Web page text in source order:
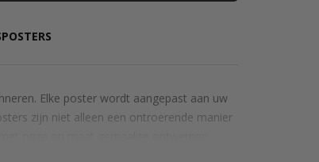
Elke poster wordt aangepast aan uw
zijn niet alleen een ontroerende manier